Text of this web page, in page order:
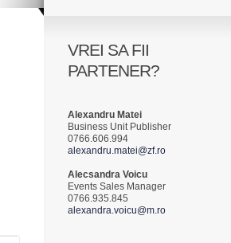
VREI SA FII
PARTENER?
Alexandru Matei
Business Unit Publisher
0766.606.994
alexandru.matei@zf.ro
Alecsandra Voicu
Events Sales Manager
0766.935.845
alexandra.voicu@m.ro